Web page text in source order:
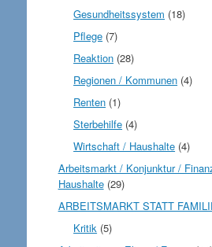
Gesundheitssystem (18)
Pflege (7)
Reaktion (28)
Regionen / Kommunen (4)
Renten (1)
Sterbehilfe (4)
Wirtschaft / Haushalte (4)
Arbeitsmarkt / Konjunktur /
Haushalte(29)
ARBEITSMARKT STATT
Kritik (5)